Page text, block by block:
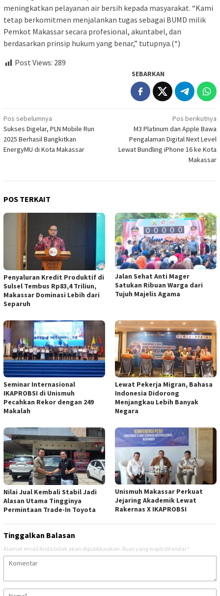
meningkatkan pelayanan air bersih kepada masyarakat. “Kami
tetap berkomitmen menjalankan tugas sebagai BUMD milik
Pemkot Makassar secara profesional, akuntabel, dan
berdasarkan prinsip hukum yang benar,” tutupnya.(*)
Post Views: 289
SEBARKAN
Navigasi
pos
Pos sebelumnya
Sukses Digelar, PLN Mobile Run
2025 Berhasil Bangkitkan
EnergyMU di Kota Makassar
Pos berikutnya
M3 Platinum dan Apple Bawa
Pengalaman Digital Next Level
Lewat Bundling iPhone 16 ke Kota
Makassar
POS TERKAIT
Penyaluran Kredit Produktif di
Sulsel Tembus Rp83,4 Triliun,
Makassar Dominasi Lebih dari
Separuh
Jalan Sehat Anti Mager
Satukan Ribuan Warga dari
Tujuh Majelis Agama
Seminar Internasional
IKAPROBSI di Unismuh
Pecahkan Rekor dengan 249
Makalah
Lewat Pekerja Migran, Bahasa
Indonesia Didorong
Menjangkau Lebih Banyak
Negara
Nilai Jual Kembali Stabil Jadi
Alasan Utama Tingginya
Permintaan Trade-In Toyota
Unismuh Makassar Perkuat
Jejaring Akademik Lewat
Rakernas X IKAPROBSI
Tinggalkan Balasan
Alamat email Anda tidak akan dipublikasikan. Ruas yang wajib ditandai *